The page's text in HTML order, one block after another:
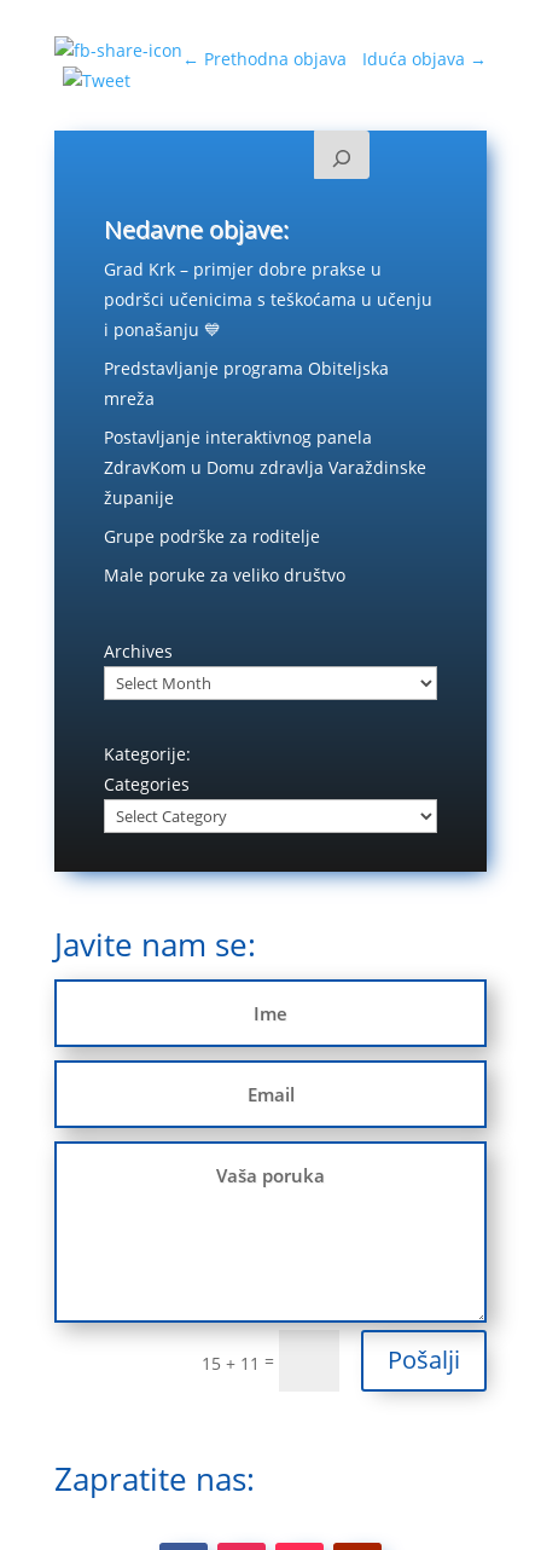
← Prethodna objava Iduća objava →
Nedavne objave:
Grad Krk – primjer dobre prakse u
podršci učenicima s teškoćama u učenju
i ponašanju 💙
Predstavljanje programa Obiteljska
mreža
Postavljanje interaktivnog panela
ZdravKom u Domu zdravlja Varaždinske
županije
Grupe podrške za roditelje
Male poruke za veliko društvo
Archives
Kategorije:
Categories
Javite nam se:
15 + 11 = Pošalji
Zapratite nas: